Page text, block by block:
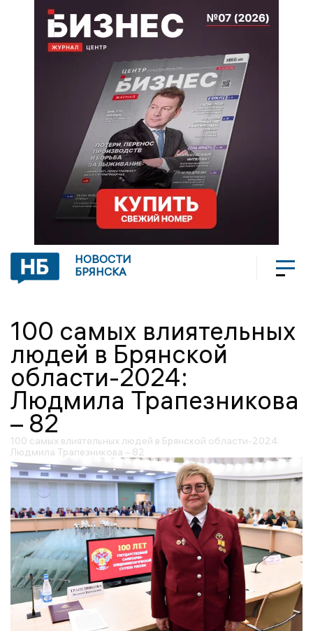
НОВОСТИ
БРЯНСКА
100 самых влиятельных
людей в Брянской
области-2024:
Людмила Трапезникова
– 82
100 самых влиятельных людей в Брянской области-2024:
Людмила Трапезникова – 82